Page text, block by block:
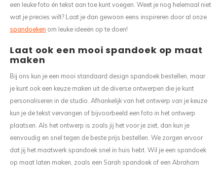
een leuke foto én tekst aan toe kunt voegen. Weet je nog helemaal niet
wat je precies wilt? Laat je dan gewoon eens inspireren door al onze
spandoeken om leuke ideeën op te doen!
Laat ook een mooi spandoek op maat
maken
Bij ons kun je een mooi standaard design spandoek bestellen, maar
je kunt ook een keuze maken uit de diverse ontwerpen die je kunt
personaliseren in de studio. Afhankelijk van het ontwerp van je keuze
kun je de tekst vervangen of bijvoorbeeld een foto in het ontwerp
plaatsen. Als het ontwerp is zoals jij het voor je ziet, dan kun je
eenvoudig en snel tegen de beste prijs bestellen. We zorgen ervoor
dat jij het maatwerk spandoek snel in huis hebt. Wil je een spandoek
op maat laten maken, zoals een Sarah spandoek of een Abraham